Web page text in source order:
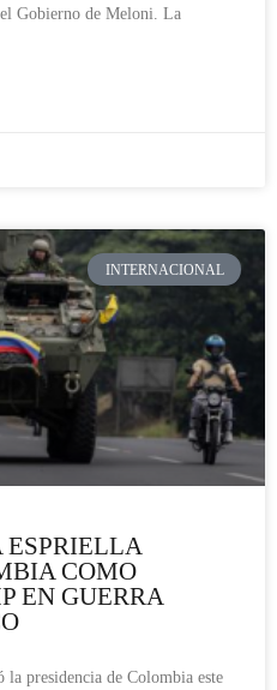
Gobierno de Meloni. La
INTERNACIONAL
COMO
EN GUERRA
presidencia de Colombia este